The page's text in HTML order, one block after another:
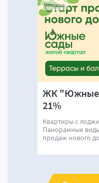
ЖК "Южные
21%
Квартиры с
Панорамные
продаж нового
Реклама